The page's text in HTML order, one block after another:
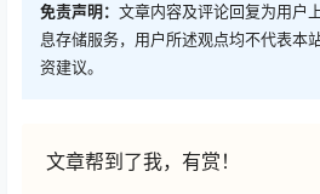
免责声明： 文章内容及评论回复为用户
息存储服务，用户所述观点均不代表本
资建议。
文章帮到了我，有赏！